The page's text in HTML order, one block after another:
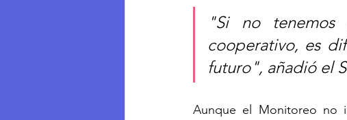
"Si no tenemos
cooperativo, es
futuro", añadió el
Aunque el Monitoreo no